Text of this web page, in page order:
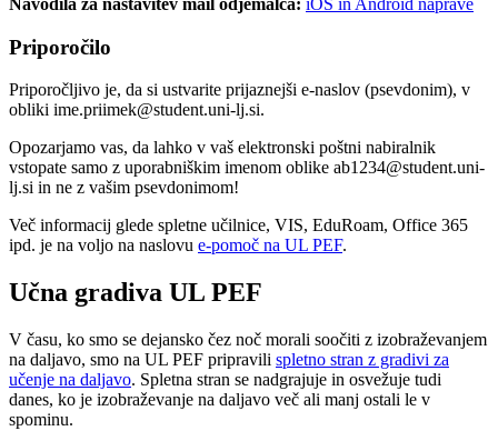
Navodila za nastavitev mail odjemalca: iOS in Android naprave
Priporočilo
Priporočljivo je, da si ustvarite prijaznejši e-naslov (psevdonim), v
obliki ime.priimek@student.uni-lj.si.
Opozarjamo vas, da lahko v vaš elektronski poštni nabiralnik
vstopate samo z uporabniškim imenom oblike ab1234@student.uni-
lj.si in ne z vašim psevdonimom!
Več informacij glede spletne učilnice, VIS, EduRoam, Office 365
ipd. je na voljo na naslovu e-pomoč na UL PEF.
Učna gradiva UL PEF
V času, ko smo se dejansko čez noč morali soočiti z izobraževanjem
na daljavo, smo na UL PEF pripravili spletno stran z gradivi za
učenje na daljavo. Spletna stran se nadgrajuje in osvežuje tudi
danes, ko je izobraževanje na daljavo več ali manj ostali le v
spominu.